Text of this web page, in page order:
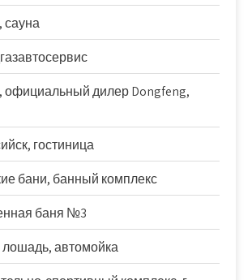
сауна
официальный дилер Dongfeng,
гостиница
бани, банный комплекс
баня №3
автомойка